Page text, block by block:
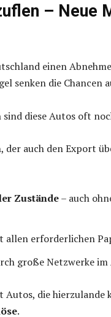
– Neue
einen
senken die Chancen
diese Autos oft
, der auch den Export
Zustände– auch
allen erforderlichen
große Netzwerke im
Autos, die hierzulande
.